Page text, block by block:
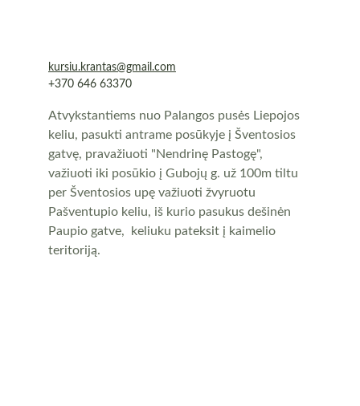
kursiu.krantas@gmail.com
+370 646 63370
Atvykstantiems nuo Palangos pusės Liepojos
keliu, pasukti antrame posūkyje į Šventosios
gatvę, pravažiuoti "Nendrinę Pastogę",
važiuoti iki posūkio į Gubojų g. už 100m tiltu
per Šventosios upę važiuoti žvyruotu
Pašventupio keliu, iš kurio pasukus dešinėn
Paupio gatve,  keliuku pateksit į kaimelio
teritoriją.